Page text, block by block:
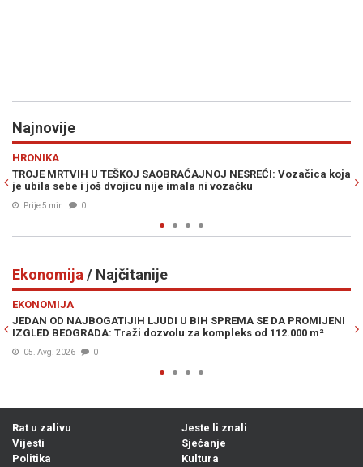
Najnovije
Vozačica kojaUSRED RAZVODA SA ANOM IVANOVIĆ KUPIO
Bastian Schweinsteiger iskeširao milione za
Ekonomija / Najčitanije
SE DA PROMIJENI
od 112.000 m²
DRAMATIČNO UPOZORENJE POZNATOG
je krizu 2008., a sad kaže da je moguć krah
Rat u zalivu
Vijesti
Politika
Jeste li znali
Sjećanje
Kultura